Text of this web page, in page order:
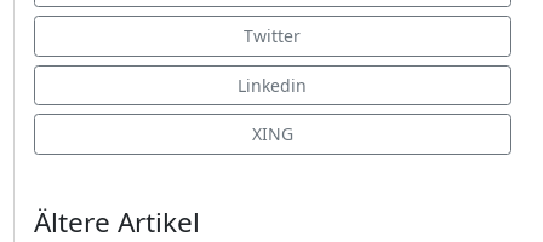
Twitter
Linkedin
XING
Ältere Artikel